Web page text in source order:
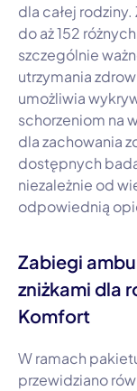
dla całej
do aż 152
szczególnie
utrzymania
umożliwia
schorzeniom na
dla zachowania
dostępnych
niezależnie od
odpowiednią
Zabiegi
zniżkami dla
Komfort
W ramach
przewidziano